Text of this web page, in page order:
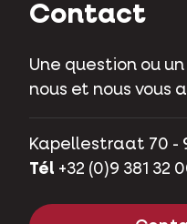
Contact
Une question ou
nous et nous vous
Kapellestraat 70 -
Tél +32 (0)9 381 32